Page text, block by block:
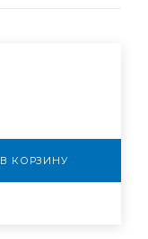
В КОРЗИНУ